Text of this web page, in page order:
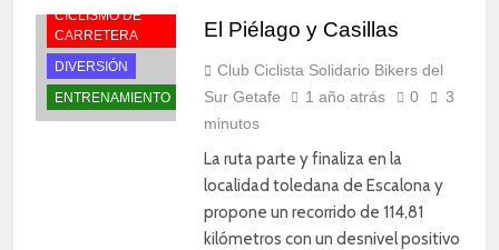
CICLISMO DE
CARRETERA
DIVERSIÓN
ENTRENAMIENTO
El Piélago y Casillas
Club Ciclista Solidario Bikers del
Sur Getafe
1 año atrás 0
3
minutos
La ruta parte y finaliza en la
localidad toledana de Escalona y
propone un recorrido de 114,81
kilómetros con un desnivel positivo